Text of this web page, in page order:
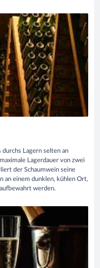
durchs Lagern selten an
Lagerdauer von zwei
der Schaumwein seine
an einem dunklen, kühlen Ort,
werden.